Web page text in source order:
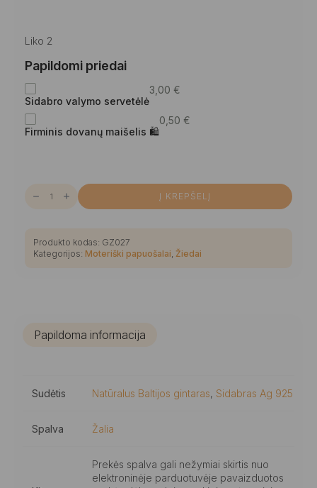
Liko 2
Papildomi priedai
Sidabro valymo servetėlė
3,00 €
Firminis dovanų maišelis 🛍
0,50 €
kiekis:
facetuoto
gintaro
žiedas
Į KREPŠELĮ
Produkto kodas: GZ027
Kategorijos: Moteriški papuošalai Žiedai
Papildoma informacija
Sudėtis Natūralus Baltijos gintaras, Sidabras Ag 925
Spalva Žalia
Prekės spalva gali nežymiai skirtis nuo
elektroninėje parduotuvėje pavaizduotos